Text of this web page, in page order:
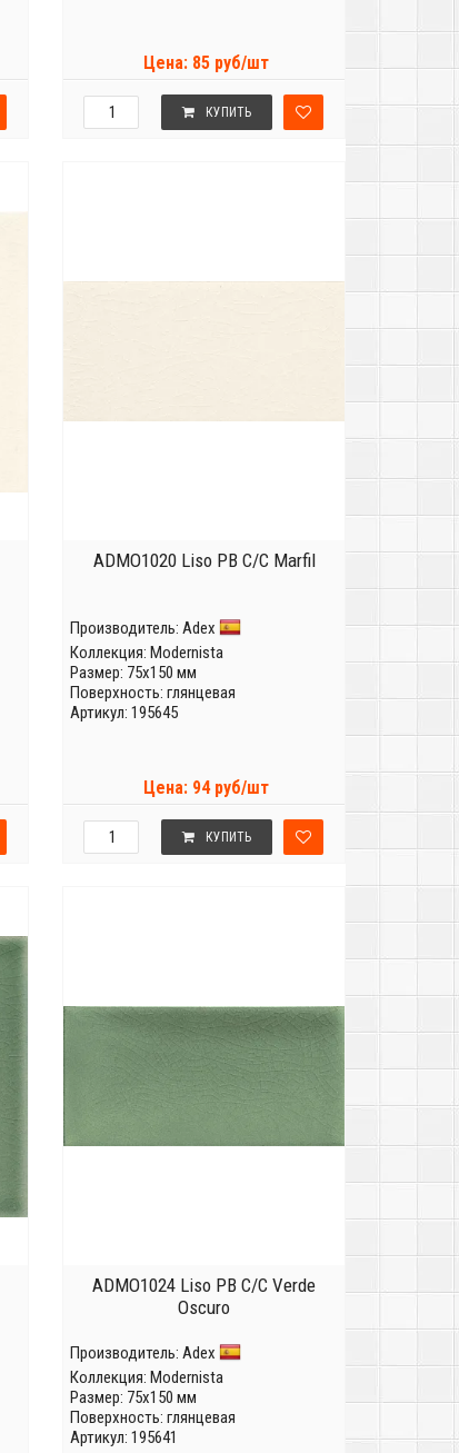
Цена: 85 руб/шт
КУПИТЬ
ADMO1020 Liso PB C/C Marfil
Производитель: Adex
Коллекция: Modernista
Размер: 75x150 мм
Поверхность: глянцевая
Артикул: 195645
Цена: 94 руб/шт
КУПИТЬ
ADMO1024 Liso PB C/C Verde
Oscuro
Производитель: Adex
Коллекция: Modernista
Размер: 75x150 мм
Поверхность: глянцевая
Артикул: 195641